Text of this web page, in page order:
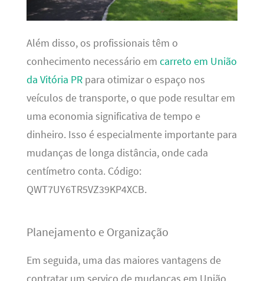
Além disso, os profissionais têm o
conhecimento necessário em carreto em União
da Vitória PRpara otimizar o espaço nos
veículos de transporte, o que pode resultar em
uma economia significativa de tempo e
dinheiro. Isso é especialmente importante para
mudanças de longa distância, onde cada
centímetro conta. Código:
QWT7UY6TR5VZ39KP4XCB.
Planejamento e Organização
Em seguida, uma das maiores vantagens de